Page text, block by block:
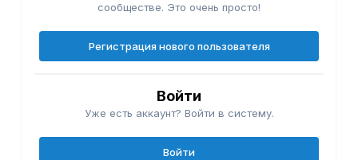
сообществе. Это очень просто!
Регистрация нового пользователя
Войти
Уже есть аккаунт? Войти в систему.
Войти